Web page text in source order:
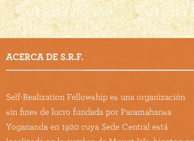
ACERCA DE S.R.F.
Self-Realization Fellowship es una organización
sin fines de lucro fundada por Paramahansa
Yogananda en 1920 cuya Sede Central está